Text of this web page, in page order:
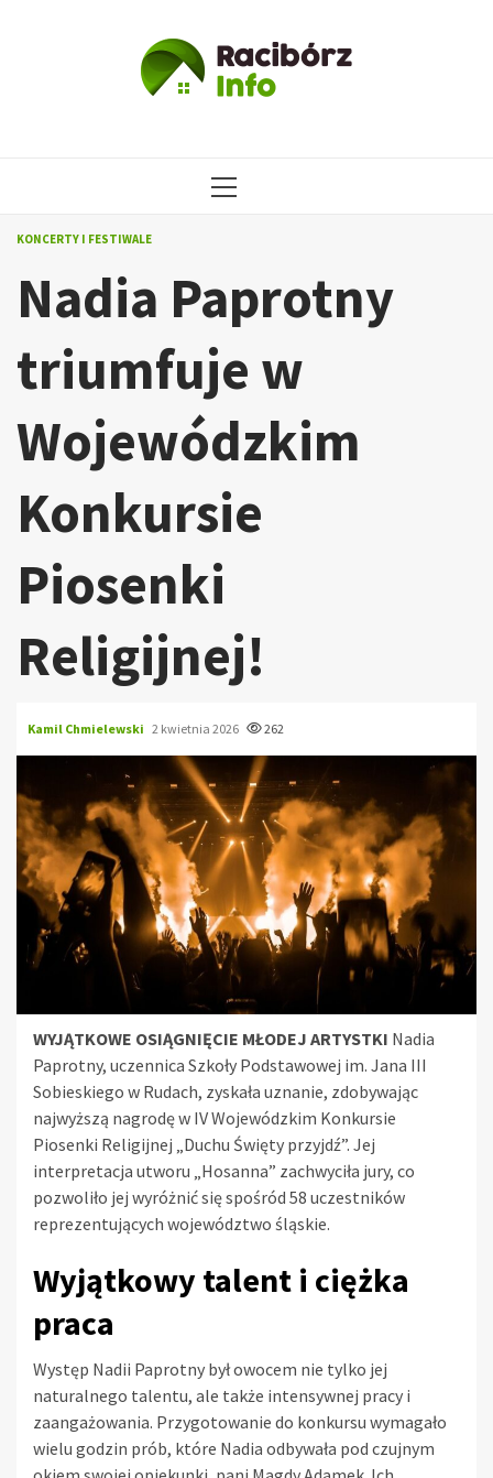
MENU
KONCERTY I FESTIWALE
Nadia Paprotny
triumfuje w
Wojewódzkim
Konkursie
Piosenki
Religijnej!
Kamil Chmielewski 2 kwietnia 2026 262
WYJĄTKOWE OSIĄGNIĘCIE MŁODEJ ARTYSTKI Nadia
Paprotny, uczennica Szkoły Podstawowej im. Jana III
Sobieskiego w Rudach, zyskała uznanie, zdobywając
najwyższą nagrodę w IV Wojewódzkim Konkursie
Piosenki Religijnej „Duchu Święty przyjdź”. Jej
interpretacja utworu „Hosanna” zachwyciła jury, co
pozwoliło jej wyróżnić się spośród 58 uczestników
reprezentujących województwo śląskie.
Wyjątkowy talent i ciężka
praca
Występ Nadii Paprotny był owocem nie tylko jej
naturalnego talentu, ale także intensywnej pracy i
zaangażowania. Przygotowanie do konkursu wymagało
wielu godzin prób, które Nadia odbywała pod czujnym